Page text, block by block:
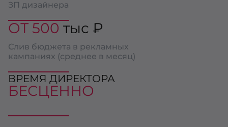
ЗП дизайнера
ОТ 500 тыс ₽
Слив бюджета в рекламных
кампаниях (среднее в месяц)
ВРЕМЯ ДИРЕКТОРА
БЕСЦЕННО